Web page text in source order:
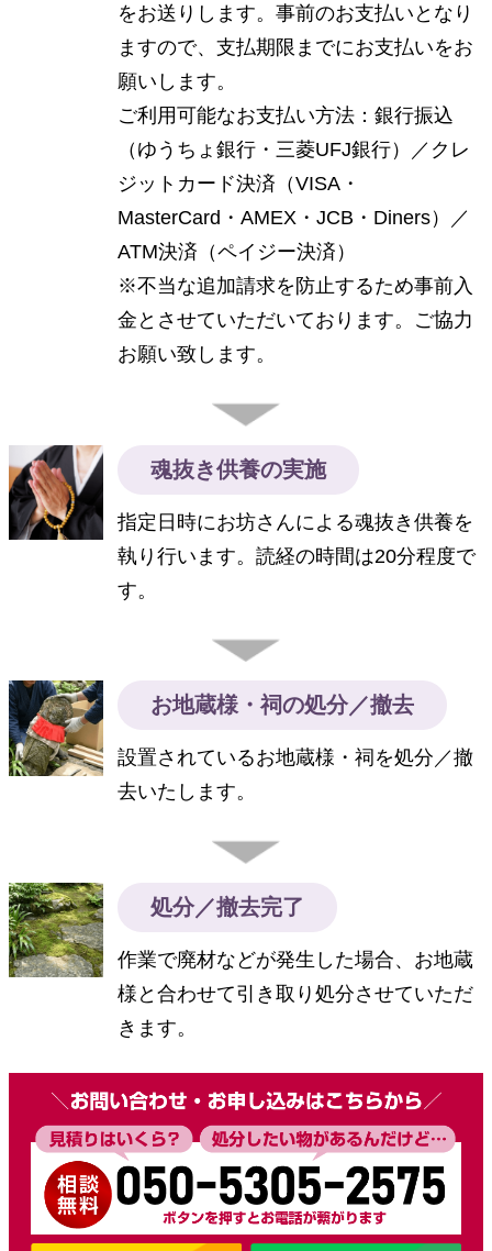
をお送りします。事前のお支払いとなり
ますので、支払期限までにお支払いをお
願いします。
ご利用可能なお支払い方法：銀行振込
（ゆうちょ銀行・三菱UFJ銀行）／クレ
ジットカード決済（VISA・
MasterCard・AMEX・JCB・Diners）／
ATM決済（ペイジー決済）
※不当な追加請求を防止するため事前入
金とさせていただいております。ご協力
お願い致します。
魂抜き供養の実施
指定日時にお坊さんによる魂抜き供養を
執り行います。読経の時間は20分程度で
す。
お地蔵様・祠の処分／撤去
設置されているお地蔵様・祠を処分／撤
去いたします。
処分／撤去完了
作業で廃材などが発生した場合、お地蔵
様と合わせて引き取り処分させていただ
きます。